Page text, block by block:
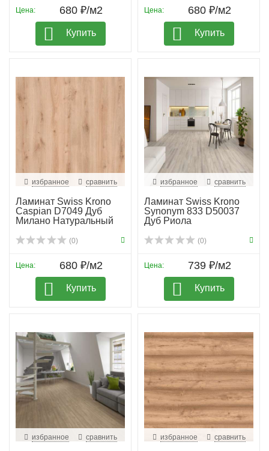
Цена: 680 ₽/м2
Купить
Цена: 680 ₽/м2
Купить
избранное сравнить
Ламинат Swiss Krono
Caspian D7049 Дуб
Милано Натуральный
(0)
Цена: 680 ₽/м2
Купить
избранное сравнить
Ламинат Swiss Krono
Synonym 833 D50037
Дуб Риола
(0)
Цена: 739 ₽/м2
Купить
избранное сравнить избранное сравнить